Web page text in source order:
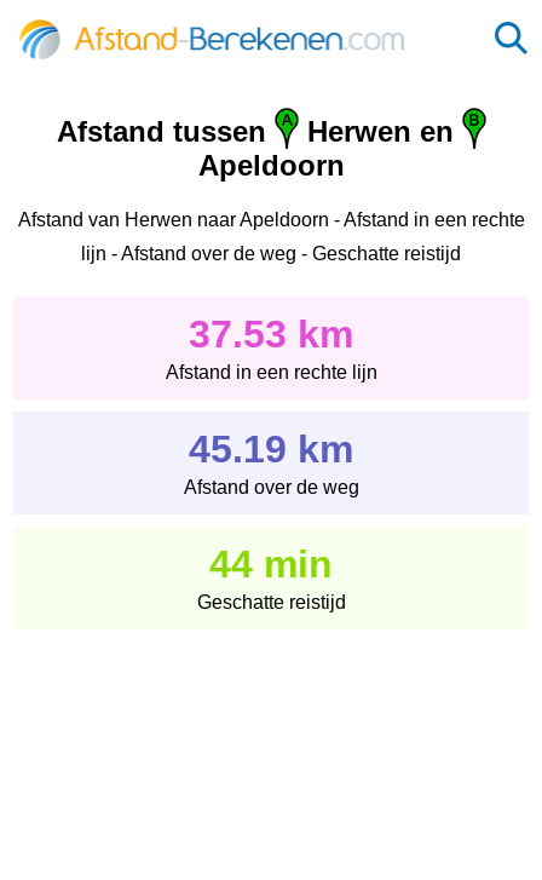
Afstand tussen
Herwen en
Apeldoorn
Afstand van Herwen naar Apeldoorn - Afstand in een rechte
lijn - Afstand over de weg - Geschatte reistijd
37.53 km
Afstand in een rechte lijn
45.19 km
Afstand over de weg
44 min
Geschatte reistijd